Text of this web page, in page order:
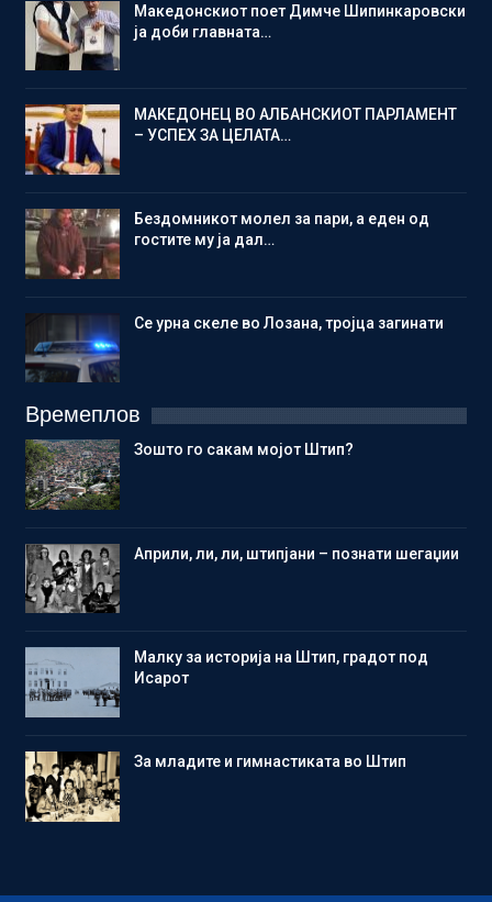
Македонскиот поет Димче Шипинкаровски
ја доби главната…
МАКЕДОНЕЦ ВО АЛБАНСКИОТ ПАРЛАМЕНТ
– УСПЕХ ЗА ЦЕЛАТА…
Бездомникот молел за пари, а еден од
гостите му ја дал…
Се урна скеле во Лозана, тројца загинати
Времеплов
Зошто го сакам мојот Штип?
Aприли, ли, ли, штипјани – познати шегаџии
Малку за историја на Штип, градот под
Исарот
Зa младите и гимнастиката во Штип